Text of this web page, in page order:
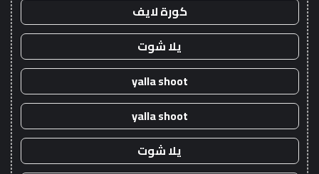
كورة لايف
يلا شوت
yalla shoot
yalla shoot
يلا شوت